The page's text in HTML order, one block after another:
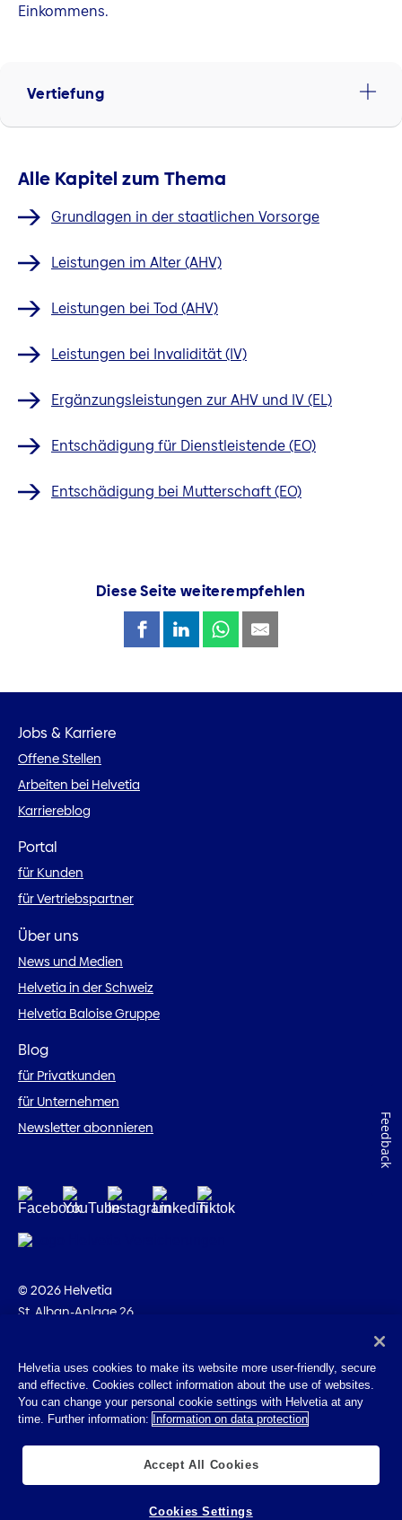
Einkommens.
Vertiefung
Alle Kapitel zum Thema
Grundlagen in der staatlichen Vorsorge
Leistungen im Alter (AHV)
Leistungen bei Tod (AHV)
Leistungen bei Invalidität (IV)
Ergänzungsleistungen zur AHV und IV (EL)
Entschädigung für Dienstleistende (EO)
Entschädigung bei Mutterschaft (EO)
Diese Seite weiterempfehlen
Jobs & Karriere
Offene Stellen
Arbeiten bei Helvetia
Karriereblog
Portal
für Kunden
für Vertriebspartner
Über uns
News und Medien
Helvetia in der Schweiz
Helvetia Baloise Gruppe
Blog
für Privatkunden
für Unternehmen
Newsletter abonnieren
© 2026 Helvetia
St. Alban-Anlage 26
Impressum
Rechtliche Hinweise
Helvetia uses cookies to make its website more user-friendly, secure
and effective. Cookies collect information about the use of websites.
You can change your personal cookie settings with Helvetia at any
time. Further information: Information on data protection
Accept All Cookies
Cookies Settings
Feedback